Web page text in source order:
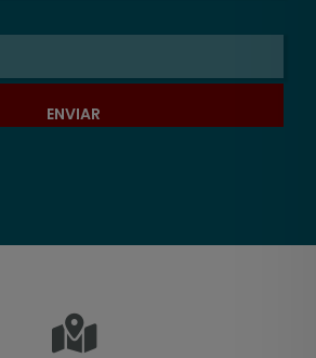
ENVIAR